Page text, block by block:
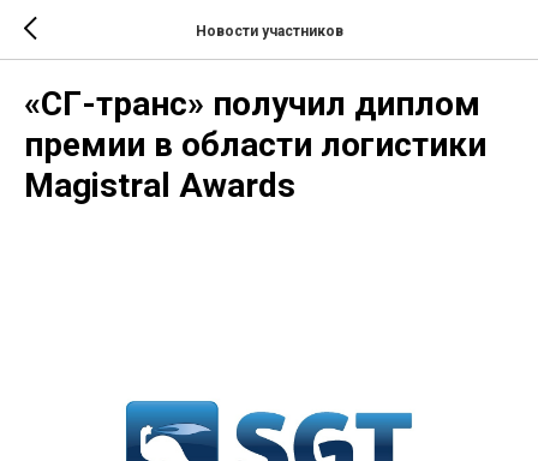
Новости участников
«СГ-транс» получил диплом
премии в области логистики
Magistral Awards